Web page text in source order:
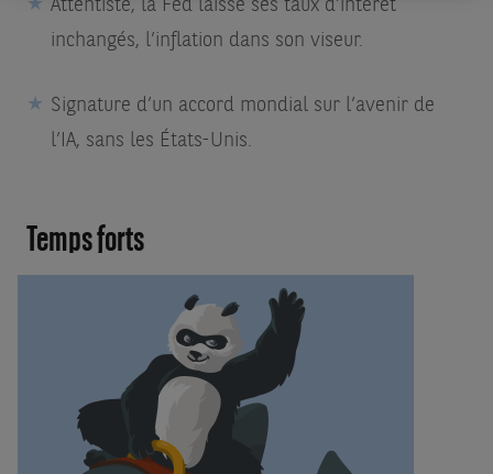
Attentiste, la Fed laisse ses taux d’intérêt
inchangés, l’inflation dans son viseur.
Signature d’un accord mondial sur l’avenir de
l’IA, sans les États-Unis.
Temps forts